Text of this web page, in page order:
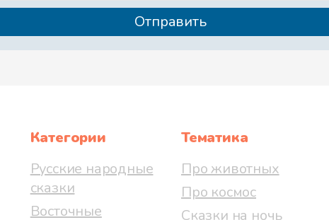
Категории
Русские народные
сказки
Восточные
Тематика
Про животных
Про космос
Сказки на ночь